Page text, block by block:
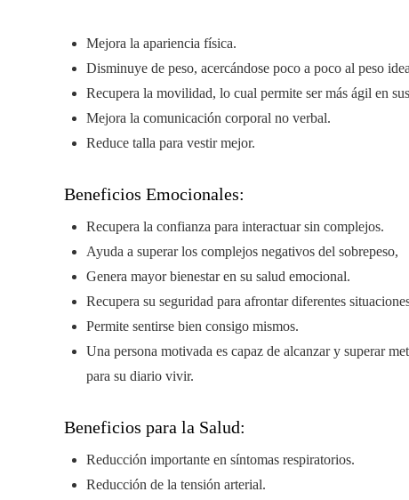
Mejora la apariencia física.
Disminuye de peso, acercándose poco a poco al peso
Recupera la movilidad, lo cual permite ser más ágil en
Mejora la comunicación corporal no verbal.
Reduce talla para vestir mejor.
Beneficios Emocionales:
Recupera la confianza para interactuar sin complejos.
Ayuda a superar los complejos negativos del sobrepeso,
Genera mayor bienestar en su salud emocional.
Recupera su seguridad para afrontar diferentes
Permite sentirse bien consigo mismos.
Una persona motivada es capaz de alcanzar y superar
para su diario vivir.
Beneficios para la Salud:
Reducción importante en síntomas respiratorios.
Reducción de la tensión arterial.